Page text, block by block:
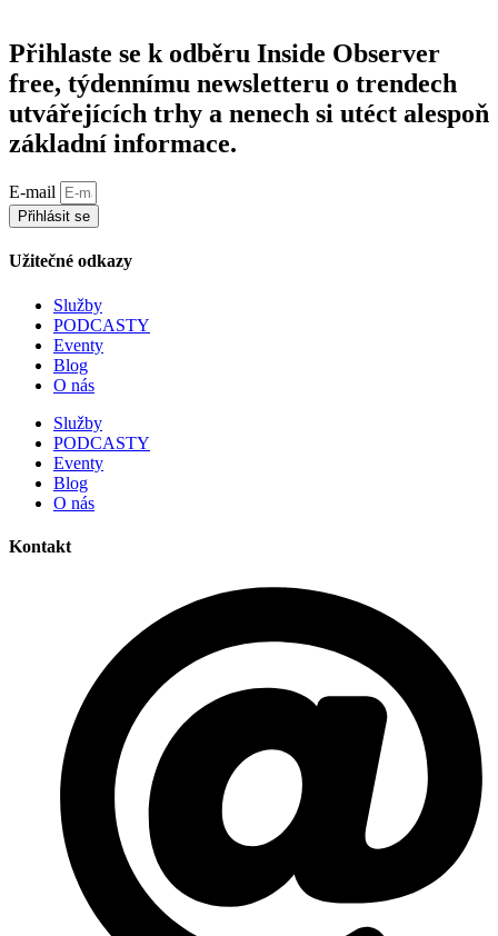
Přihlaste se k odběru Inside Observer
free, týdennímu newsletteru o trendech
utvářejících trhy a nenech si utéct alespoň
základní informace.
E-mail
Přihlásit se
Užitečné odkazy
Služby
PODCASTY
Eventy
Blog
O nás
Služby
PODCASTY
Eventy
Blog
O nás
Kontakt